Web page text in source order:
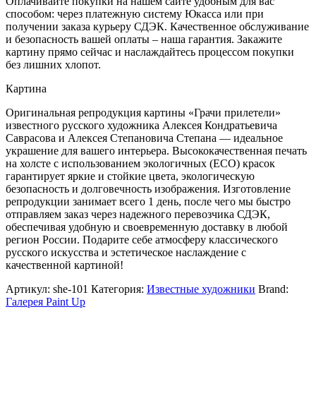
способом: через платежную систему Юкасса или при
получении заказа курьеру СДЭК. Качественное обслуживание
и безопасность вашей оплаты – наша гарантия. Закажите
картину прямо сейчас и наслаждайтесь процессом покупки
без лишних хлопот.
Картина
Оригинальная репродукция картины «Грачи прилетели»
известного русского художника Алексея Кондратьевича
Саврасова и Алексея Степановича Степана — идеальное
украшение для вашего интерьера. Высококачественная печать
на холсте с использованием экологичных (ECO) красок
гарантирует яркие и стойкие цвета, экологическую
безопасность и долговечность изображения. Изготовление
репродукции занимает всего 1 день, после чего мы быстро
отправляем заказ через надежного перевозчика СДЭК,
обеспечивая удобную и своевременную доставку в любой
регион России. Подарите себе атмосферу классического
русского искусства и эстетическое наслаждение с
качественной картиной!
Артикул: she-101 Категория: Известные художники Brand:
Галерея Paint Up